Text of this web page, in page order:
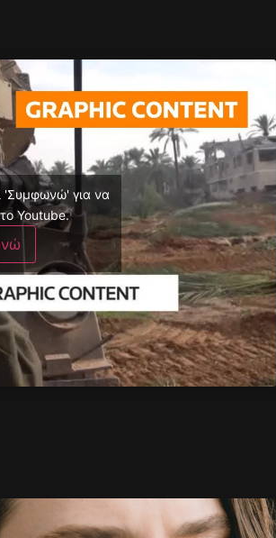
'Συμφωνώ' για να
Youtube.